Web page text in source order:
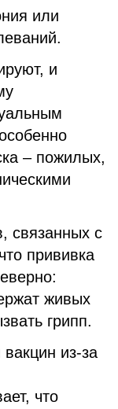
или
и
– пожилых,
связанных с
прививка
живых
грипп.
из-за
что